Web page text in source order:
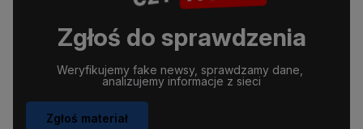
Zgłoś do sprawdzenia
Weryfikujemy fake newsy, sprawdzamy dane,
analizujemy informacje z sieci
Zgłoś materiał